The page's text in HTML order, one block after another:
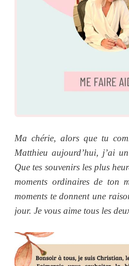
Ma chérie, alors que tu
Matthieu aujourd’hui, j’ai
Que tes souvenirs les plus
moments ordinaires de ton
moments te donnent une
jour. Je vous aime tous les